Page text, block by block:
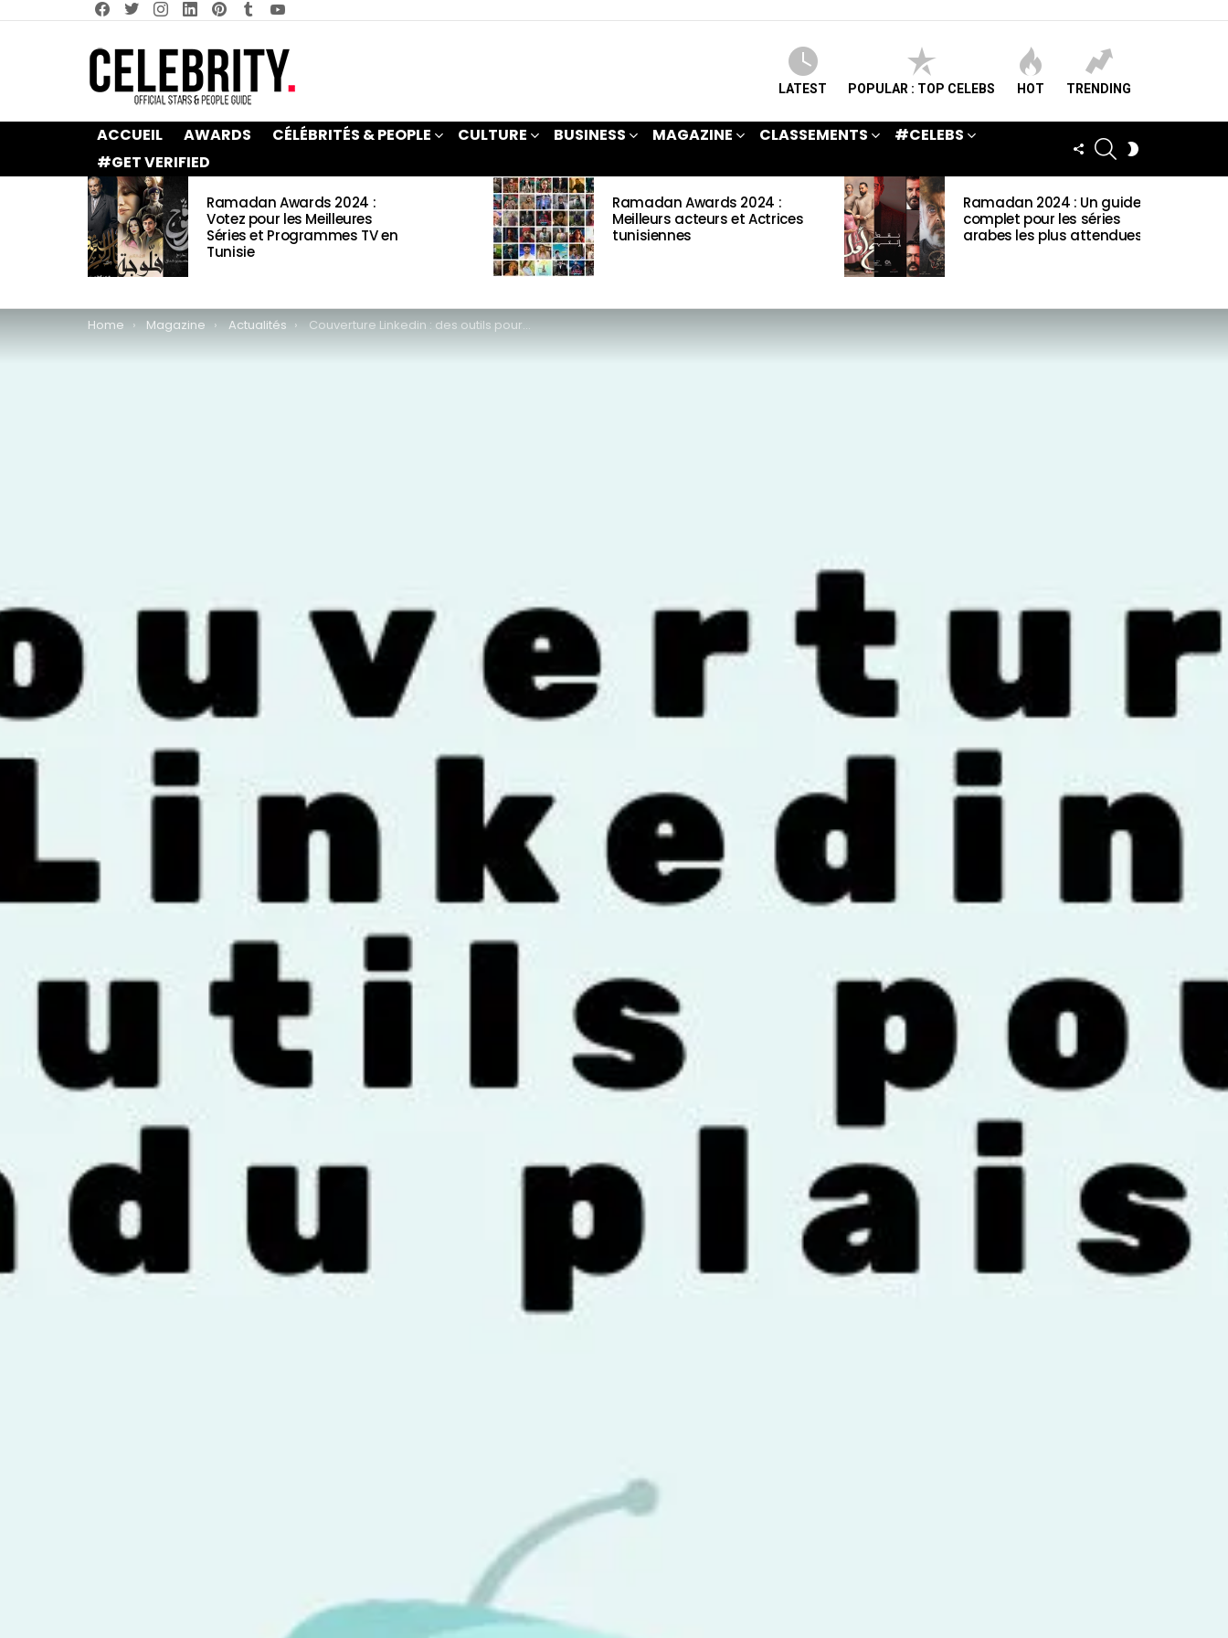
LATEST POPULAR : TOP CELEBS HOT TRENDING
ACCUEIL AWARDS CÉLÉBRITÉS & PEOPLE CULTURE BUSINESS MAGAZINE CLASSEMENTS
#CELEBS
#GET VERIFIED
FOLLOWSEARCH
LATEST
STORIES
Ramadan Awards 2024 :
Votez pour les Meilleures
Séries et Programmes TV en
Tunisie
Ramadan Awards 2024 :
Meilleurs acteurs et Actrices
tunisiennes
Ramadan 2024 : Un guide
complet pour les séries
arabes les plus attendues
You are here:
Home Magazine Actualités Couverture Linkedin : des outils pour un rendu plaisant